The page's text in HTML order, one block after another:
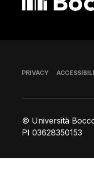
© Università
PI 03628350153
Piè di pagina
PRIVACY